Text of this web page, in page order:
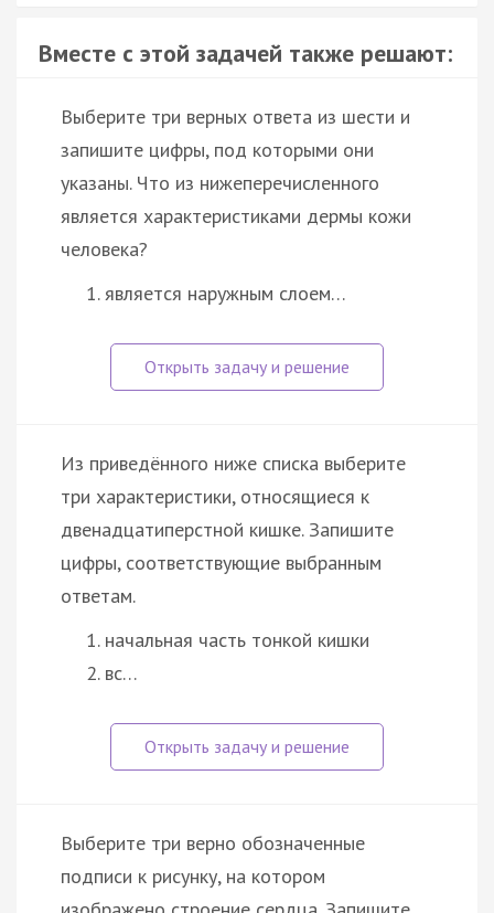
Вместе с этой задачей также решают:
Выберите три верных ответа из шести и
запишите цифры, под которыми они
указаны. Что из нижеперечисленного
является характеристиками дермы кожи
человека?
является наружным слоем…
Из приведённого ниже списка выберите
три характеристики, относящиеся к
двенадцатиперстной кишке. Запишите
цифры, соответствующие выбранным
ответам.
начальная часть тонкой кишки
вс…
Выберите три верно обозначенные
подписи к рисунку, на котором